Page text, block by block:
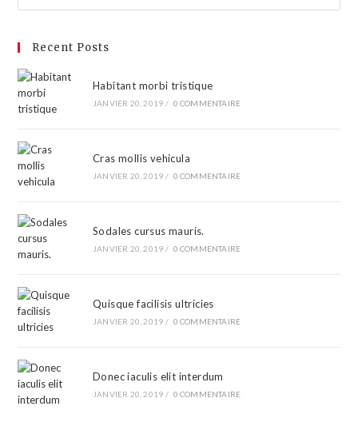
Recent Posts
Habitant morbi tristique
JANVIER 20, 2019 / 0 COMMENTAIRE
Cras mollis vehicula
JANVIER 20, 2019 / 0 COMMENTAIRE
Sodales cursus mauris.
JANVIER 20, 2019 / 0 COMMENTAIRE
Quisque facilisis ultricies
JANVIER 20, 2019 / 0 COMMENTAIRE
Donec iaculis elit interdum
JANVIER 20, 2019 / 0 COMMENTAIRE